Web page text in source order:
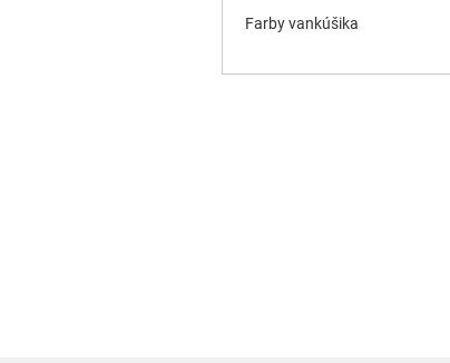
Farby vankúšika